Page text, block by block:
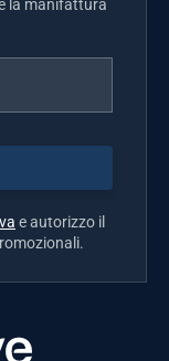
la manifattura
e autorizzo il